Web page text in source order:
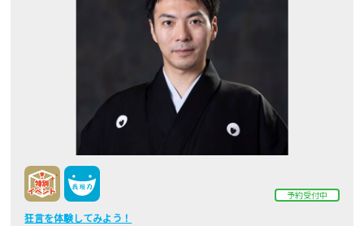
予約受付中
狂言を体験してみよう！